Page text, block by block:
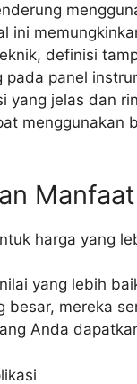
ini
definisi
panel
yang jelas dan
harga yang
yang lebih
besar, mereka
Anda